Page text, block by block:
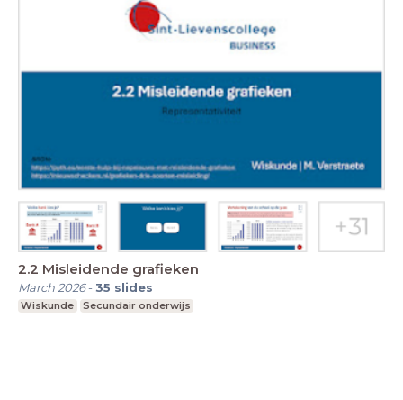
2.2 Misleidende grafieken
March 2026-35 slides
Wiskunde Secundair onderwijs